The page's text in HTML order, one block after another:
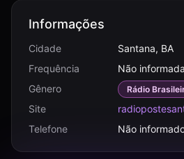
Informações
Cidade
Santana, BA
Frequência
Não informada
Gênero
Rádio
Site
Telefone
Não